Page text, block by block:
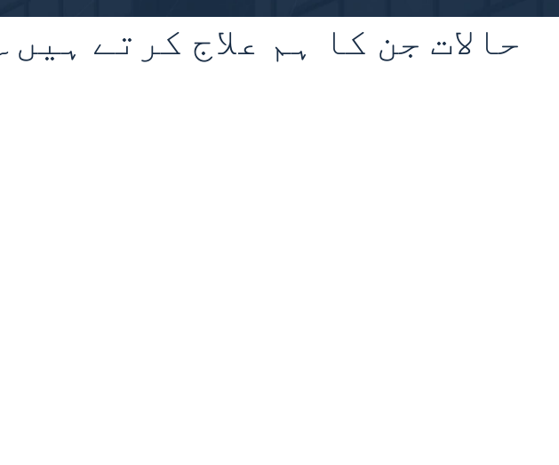
حالات جن کا ہم علاج کرتے ہیں۔